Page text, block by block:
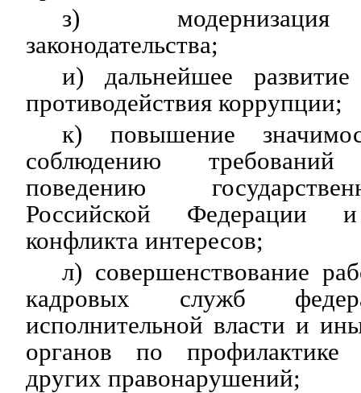
з) модернизация
законодательства;
и) дальнейшее
противодействия коррупции;
к) повышение
соблюдению
поведению
Российской Федерации и
конфликта интересов;
л) совершенствование
кадровых служб
исполнительной власти и
органов по
других правонарушений;